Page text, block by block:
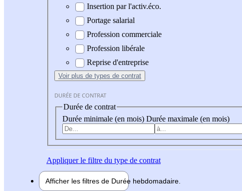
Insertion par l'activ.éco.
Portage salarial
Profession commerciale
Profession libérale
Reprise d'entreprise
Voir plus de types de contrat
DURÉE DE CONTRAT
Durée de contrat
Durée minimale (en mois) Durée maximale (en mois)
Appliquerle filtre du type de contrat
Afficher les filtres de Durée hebdomadaire